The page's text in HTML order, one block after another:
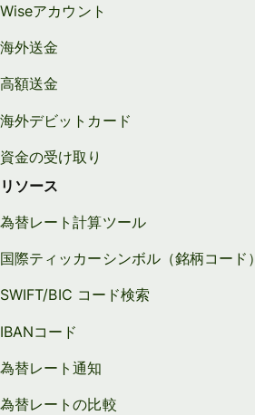
Wiseアカウント
海外送金
高額送金
海外デビットカード
資金の受け取り
リソース
為替レート計算ツール
国際ティッカーシンボル（銘柄コード）
SWIFT/BIC コード検索
IBANコード
為替レート通知
為替レートの比較